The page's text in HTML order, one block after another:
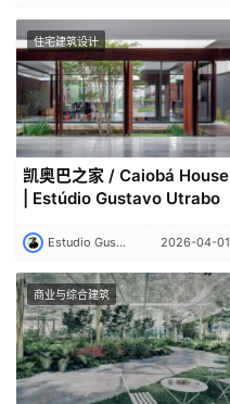
住宅建筑设计
凯奥巴之家 / Caiobá House
| Estúdio Gustavo Utrabo
Estudio Gustavo Utrabo 2026-04-01
商业与综合建筑